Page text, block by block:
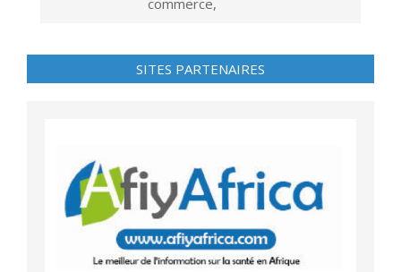
SITES PARTENAIRES